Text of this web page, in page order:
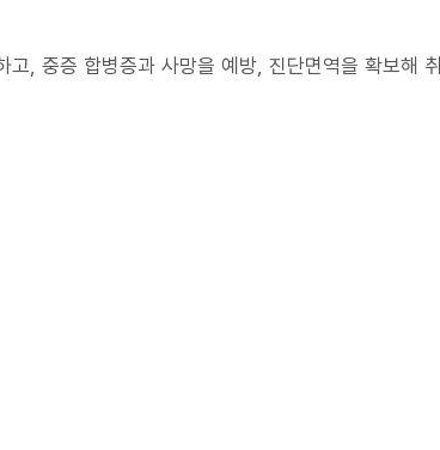
, 중증 합병증과 사망을 예방, 진단면역을 확보해